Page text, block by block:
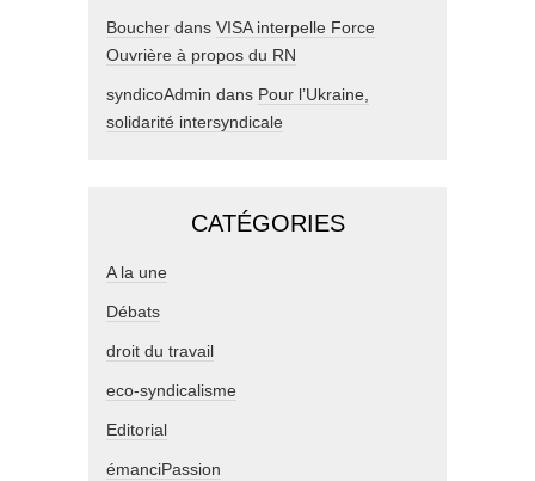
Boucher dans VISA interpelle Force
Ouvrière à propos du RN
syndicoAdmin dans Pour l’Ukraine,
solidarité intersyndicale
CATÉGORIES
A la une
Débats
droit du travail
eco-syndicalisme
Editorial
émanciPassion